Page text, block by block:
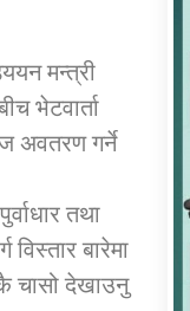
मन्त्री
भेटवार्ता
अवतरण गर्ने
तथा
बारेमा
चासो देखाउनु